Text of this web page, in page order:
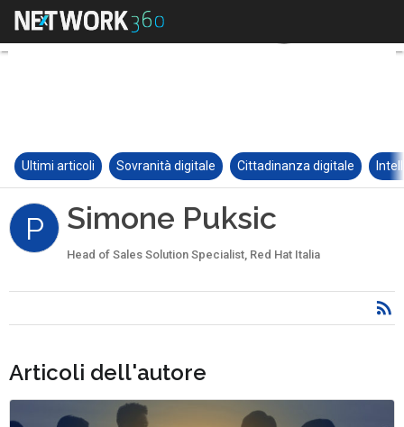
Ultimi articoli Sovranità digitale Cittadinanza digitale
P Simone Puksic
Head of Sales Solution Specialist, Red Hat Italia
Articoli dell'autore